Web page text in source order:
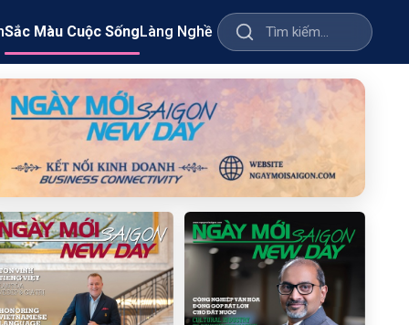
Sắc Màu Cuộc SốngLàng Nghề